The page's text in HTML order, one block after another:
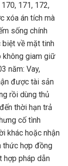
171, 172,
xóa án tích mà
sống chính
về mặt tinh
không giam giữ
năm: Vay,
được tài sản
rồi dùng thủ
thời hạn trả
cố tình
khác hoặc nhận
thức hợp đồng
hợp pháp dẫn